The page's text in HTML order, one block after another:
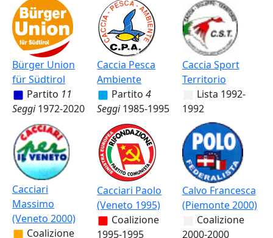
Bürger Union
für Südtirol
Partito 11
Seggi 1972-2020
Caccia Pesca
Ambiente
Partito 4
Seggi 1985-1995
Caccia Sport
Territorio
Lista 1992-
1992
Cacciari
Massimo
(Veneto 2000)
Coalizione
Cacciari Paolo
(Veneto 1995)
Coalizione
1995-1995
Calvo Francesca
(Piemonte 2000)
Coalizione
2000-2000